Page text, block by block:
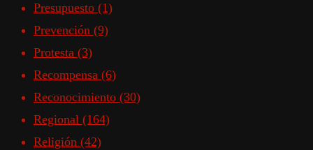
Presupuesto (1)
Prevención (9)
Protesta (3)
Recompensa (6)
Reconocimiento (30)
Regional (164)
Religión (42)